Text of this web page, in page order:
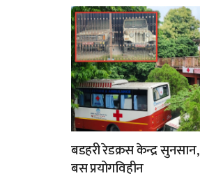
बडहरी रेडक्रस केन्द्र
बस प्रयोगविहीन